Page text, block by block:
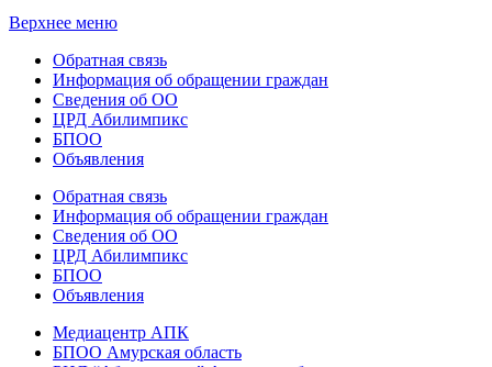
Верхнее меню
Обратная связь
Информация об обращении граждан
Сведения об ОО
ЦРД Абилимпикс
БПОО
Объявления
Обратная связь
Информация об обращении граждан
Сведения об ОО
ЦРД Абилимпикс
БПОО
Объявления
Медиацентр АПК
БПОО Амурская область